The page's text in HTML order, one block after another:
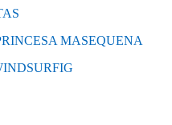
MASEQUENA